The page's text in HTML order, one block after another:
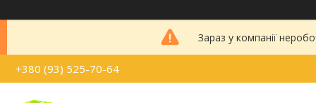
Зараз у компанії
+380 (93) 525-70-64